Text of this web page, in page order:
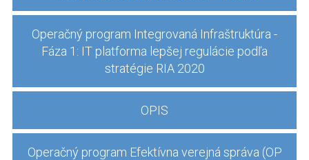
Operačný program Integrovaná Infraštruktúra -
Fáza 1: IT platforma lepšej regulácie podľa
stratégie RIA 2020
OPIS
Operačný program Efektívna verejná správa (OP